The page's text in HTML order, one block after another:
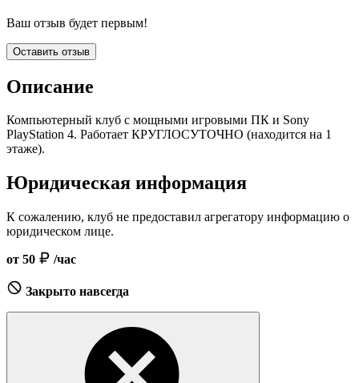
Ваш отзыв будет первым!
Оставить отзыв
Описание
Компьютерный клуб с мощными игровыми ПК и Sony
PlayStation 4. Работает КРУГЛОСУТОЧНО (находится на 1
этаже).
Юридическая информация
К сожалению, клуб не предоставил агрегатору информацию о
юридическом лице.
от 50 /час
Закрыто навсегда